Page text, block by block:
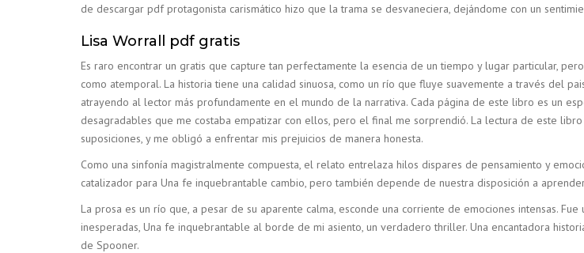
de descargar pdf protagonista carismático hizo que la trama se desvaneciera, dejándome con un
Lisa Worrall pdf gratis
Es raro encontrar un gratis que capture tan perfectamente la esencia de un tiempo y lugar particular,
como atemporal. La historia tiene una calidad sinuosa, como un río que fluye suavemente a través del
atrayendo al lector más profundamente en el mundo de la narrativa. Cada página de este libro es un
desagradables que me costaba empatizar con ellos, pero el final me sorprendió. La lectura de este
suposiciones, y me obligó a enfrentar mis prejuicios de manera honesta.
Como una sinfonía magistralmente compuesta, el relato entrelaza hilos dispares de pensamiento y
catalizador para Una fe inquebrantable cambio, pero también depende de nuestra disposición a
La prosa es un río que, a pesar de su aparente calma, esconde una corriente de emociones intensas.
inesperadas, Una fe inquebrantable al borde de mi asiento, un verdadero thriller. Una encantadora
de Spooner.